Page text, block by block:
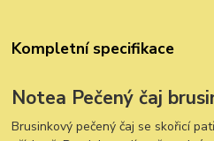
Kompletní specifikace
Notea Pečený čaj
Brusinkový pečený čaj se skořicí